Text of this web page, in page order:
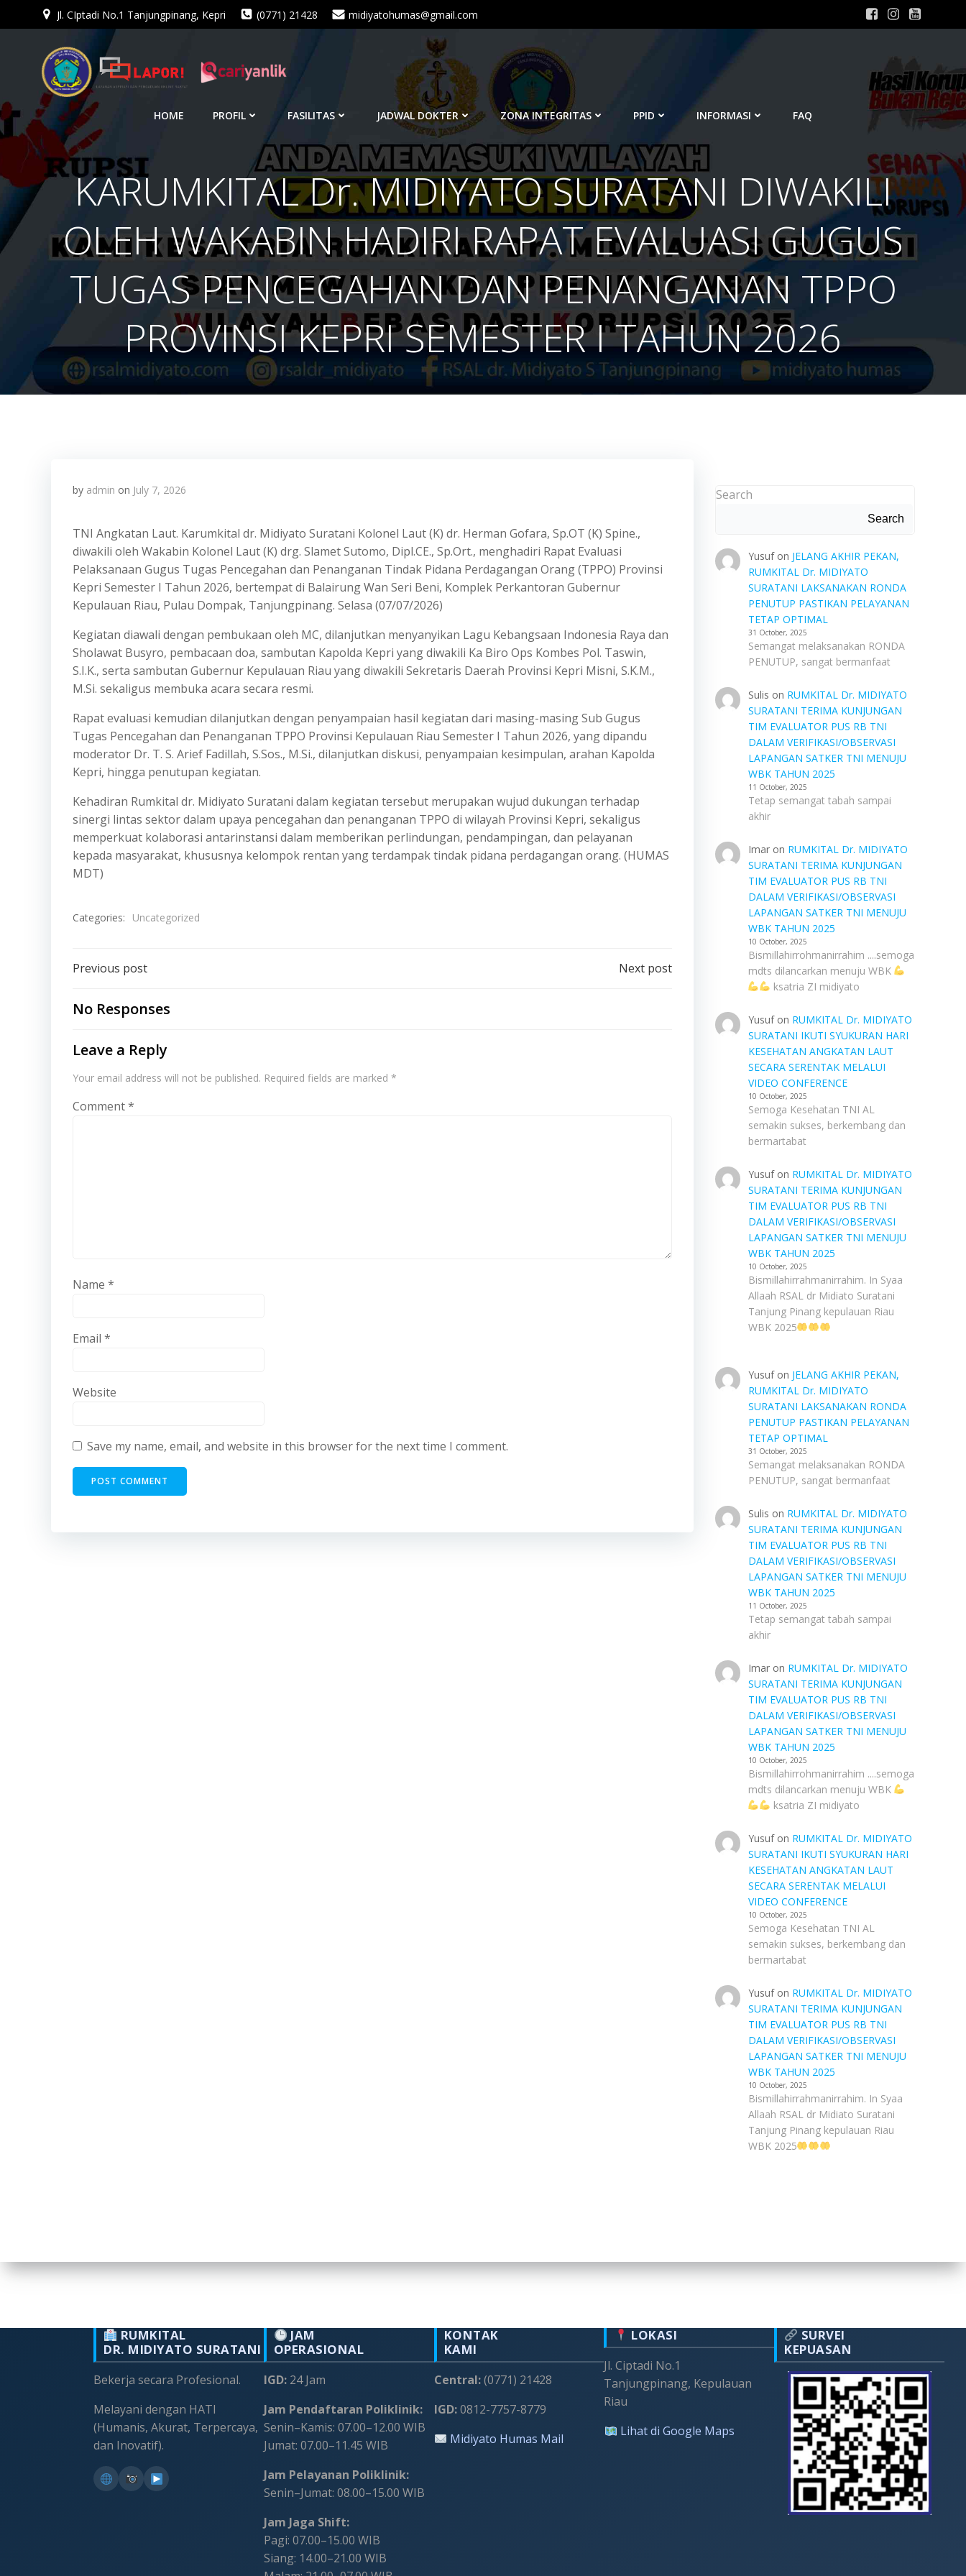
Jl. CIptadi No.1 Tanjungpinang, Kepri (0771) 21428 midiyatohumas@gmail.com
HOME PROFIL FASILITAS JADWAL DOKTER ZONA INTEGRITAS PPID INFORMASI FAQ
KARUMKITAL Dr. MIDIYATO SURATANI DIWAKILI
OLEH WAKABIN HADIRI RAPAT EVALUASI GUGUS
TUGAS PENCEGAHAN DAN PENANGANAN TPPO
PROVINSI KEPRI SEMESTER I TAHUN 2026
by admin on July 7, 2026
TNI Angkatan Laut. Karumkital dr. Midiyato Suratani Kolonel Laut (K) dr. Herman Gofara, Sp.OT (K) Spine.,
diwakili oleh Wakabin Kolonel Laut (K) drg. Slamet Sutomo, Dipl.CE., Sp.Ort., menghadiri Rapat Evaluasi
Pelaksanaan Gugus Tugas Pencegahan dan Penanganan Tindak Pidana Perdagangan Orang (TPPO) Provinsi
Kepri Semester I Tahun 2026, bertempat di Balairung Wan Seri Beni, Komplek Perkantoran Gubernur
Kepulauan Riau, Pulau Dompak, Tanjungpinang. Selasa (07/07/2026)
Kegiatan diawali dengan pembukaan oleh MC, dilanjutkan menyanyikan Lagu Kebangsaan Indonesia Raya dan
Sholawat Busyro, pembacaan doa, sambutan Kapolda Kepri yang diwakili Ka Biro Ops Kombes Pol. Taswin,
S.I.K., serta sambutan Gubernur Kepulauan Riau yang diwakili Sekretaris Daerah Provinsi Kepri Misni, S.K.M.,
M.Si. sekaligus membuka acara secara resmi.
Rapat evaluasi kemudian dilanjutkan dengan penyampaian hasil kegiatan dari masing-masing Sub Gugus
Tugas Pencegahan dan Penanganan TPPO Provinsi Kepulauan Riau Semester I Tahun 2026, yang dipandu
moderator Dr. T. S. Arief Fadillah, S.Sos., M.Si., dilanjutkan diskusi, penyampaian kesimpulan, arahan Kapolda
Kepri, hingga penutupan kegiatan.
Kehadiran Rumkital dr. Midiyato Suratani dalam kegiatan tersebut merupakan wujud dukungan terhadap
sinergi lintas sektor dalam upaya pencegahan dan penanganan TPPO di wilayah Provinsi Kepri, sekaligus
memperkuat kolaborasi antarinstansi dalam memberikan perlindungan, pendampingan, dan pelayanan
kepada masyarakat, khususnya kelompok rentan yang terdampak tindak pidana perdagangan orang. (HUMAS
MDT)
Categories: Uncategorized
Post
navigation
Previous post Next post
No Responses
Leave a Reply
Your email address will not be published. Required fields are marked *
Comment*
Name *
Email *
Website
Save my name, email, and website in this browser for the next time I comment.
Search
Search
Yusufon JELANG AKHIR PEKAN,
RUMKITAL Dr. MIDIYATO
SURATANI LAKSANAKAN RONDA
PENUTUP PASTIKAN PELAYANAN
TETAP OPTIMAL
31 October, 2025
Semangat melaksanakan RONDA
PENUTUP, sangat bermanfaat
Sulis on RUMKITAL Dr. MIDIYATO
SURATANI TERIMA KUNJUNGAN
TIM EVALUATOR PUS RB TNI
DALAM VERIFIKASI/OBSERVASI
LAPANGAN SATKER TNI MENUJU
WBK TAHUN 2025
11 October, 2025
Tetap semangat tabah sampai
akhir
Imaron RUMKITAL Dr. MIDIYATO
SURATANI TERIMA KUNJUNGAN
TIM EVALUATOR PUS RB TNI
DALAM VERIFIKASI/OBSERVASI
LAPANGAN SATKER TNI MENUJU
WBK TAHUN 2025
10 October, 2025
Bismillahirrohmanirrahim ....semoga
mdts dilancarkan menuju WBK
ksatria ZI midiyato
Yusufon RUMKITAL Dr. MIDIYATO
SURATANI IKUTI SYUKURAN HARI
KESEHATAN ANGKATAN LAUT
SECARA SERENTAK MELALUI
VIDEO CONFERENCE
10 October, 2025
Semoga Kesehatan TNI AL
semakin sukses, berkembang dan
bermartabat
Yusufon RUMKITAL Dr. MIDIYATO
SURATANI TERIMA KUNJUNGAN
TIM EVALUATOR PUS RB TNI
DALAM VERIFIKASI/OBSERVASI
LAPANGAN SATKER TNI MENUJU
WBK TAHUN 2025
10 October, 2025
Bismillahirrahmanirrahim. In Syaa
Allaah RSAL dr Midiato Suratani
Tanjung Pinang kepulauan Riau
WBK 2025
Yusufon JELANG AKHIR PEKAN,
RUMKITAL Dr. MIDIYATO
SURATANI LAKSANAKAN RONDA
PENUTUP PASTIKAN PELAYANAN
TETAP OPTIMAL
31 October, 2025
Semangat melaksanakan RONDA
PENUTUP, sangat bermanfaat
Sulis on RUMKITAL Dr. MIDIYATO
SURATANI TERIMA KUNJUNGAN
TIM EVALUATOR PUS RB TNI
DALAM VERIFIKASI/OBSERVASI
LAPANGAN SATKER TNI MENUJU
WBK TAHUN 2025
11 October, 2025
Tetap semangat tabah sampai
akhir
Imaron RUMKITAL Dr. MIDIYATO
SURATANI TERIMA KUNJUNGAN
TIM EVALUATOR PUS RB TNI
DALAM VERIFIKASI/OBSERVASI
LAPANGAN SATKER TNI MENUJU
WBK TAHUN 2025
10 October, 2025
Bismillahirrohmanirrahim ....semoga
mdts dilancarkan menuju WBK
ksatria ZI midiyato
Yusufon RUMKITAL Dr. MIDIYATO
SURATANI IKUTI SYUKURAN HARI
KESEHATAN ANGKATAN LAUT
SECARA SERENTAK MELALUI
VIDEO CONFERENCE
10 October, 2025
Semoga Kesehatan TNI AL
semakin sukses, berkembang dan
bermartabat
Yusufon RUMKITAL Dr. MIDIYATO
SURATANI TERIMA KUNJUNGAN
TIM EVALUATOR PUS RB TNI
DALAM VERIFIKASI/OBSERVASI
LAPANGAN SATKER TNI MENUJU
WBK TAHUN 2025
10 October, 2025
Bismillahirrahmanirrahim. In Syaa
Allaah RSAL dr Midiato Suratani
Tanjung Pinang kepulauan Riau
WBK 2025
RUMKITAL
DR. MIDIYATO SURATANI
Bekerja secara Profesional.
Melayani dengan HATI
(Humanis, Akurat, Terpercaya,
dan Inovatif).
JAM
OPERASIONAL
IGD:24 Jam
Jam Pendaftaran Poliklinik:
Senin–Kamis: 07.00–12.00 WIB
Jumat: 07.00–11.45 WIB
Jam Pelayanan Poliklinik:
Senin–Jumat: 08.00–15.00 WIB
Jam Jaga Shift:
Pagi: 07.00–15.00 WIB
Siang: 14.00–21.00 WIB
KONTAK
KAMI
Central:(0771) 21428
IGD:0812-7757-8779
Midiyato Humas Mail
LOKASI
Jl. Ciptadi No.1
Tanjungpinang, Kepulauan
Riau
Lihat di Google Maps
SURVEI
KEPUASAN